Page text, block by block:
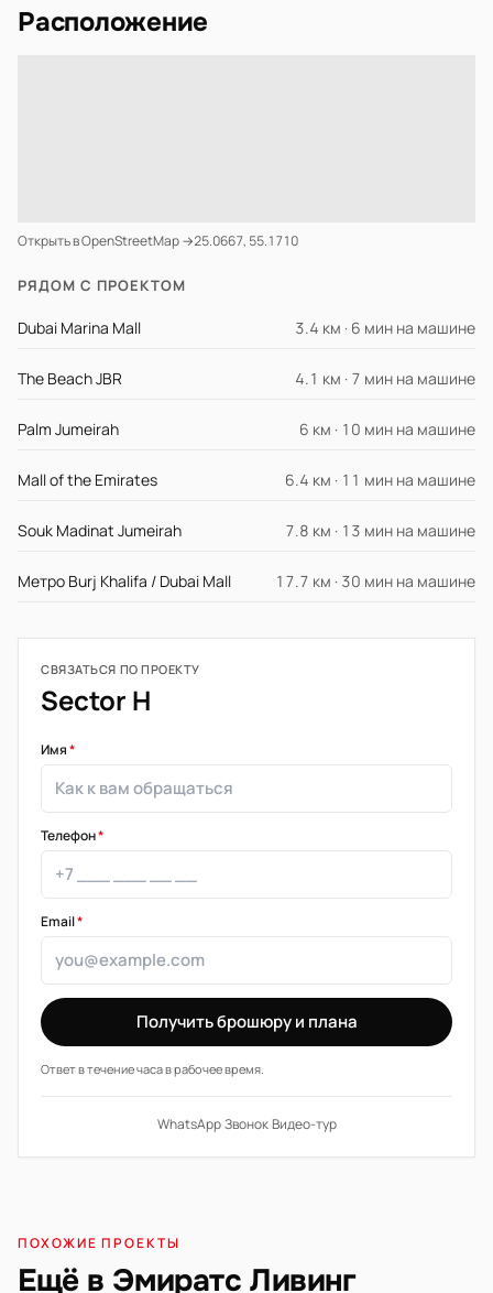
Расположение
Открыть в OpenStreetMap →25.0667, 55.1710
РЯДОМ С ПРОЕКТОМ
Dubai Marina Mall 3.4 км · 6 мин на машине
The Beach JBR 4.1 км · 7 мин на машине
Palm Jumeirah 6 км · 10 мин на машине
Mall of the Emirates 6.4 км · 11 мин на машине
Souk Madinat Jumeirah 7.8 км · 13 мин на машине
Метро Burj Khalifa / Dubai Mall 17.7 км · 30 мин на машине
СВЯЗАТЬСЯ ПО ПРОЕКТУ
Sector H
Имя*
Телефон*
Email*
Получить брошюру и плана
Ответ в течение часа в рабочее время.
WhatsApp·Звонок·Видео-тур
ПОХОЖИЕ ПРОЕКТЫ
Ещё в Эмиратс Ливинг